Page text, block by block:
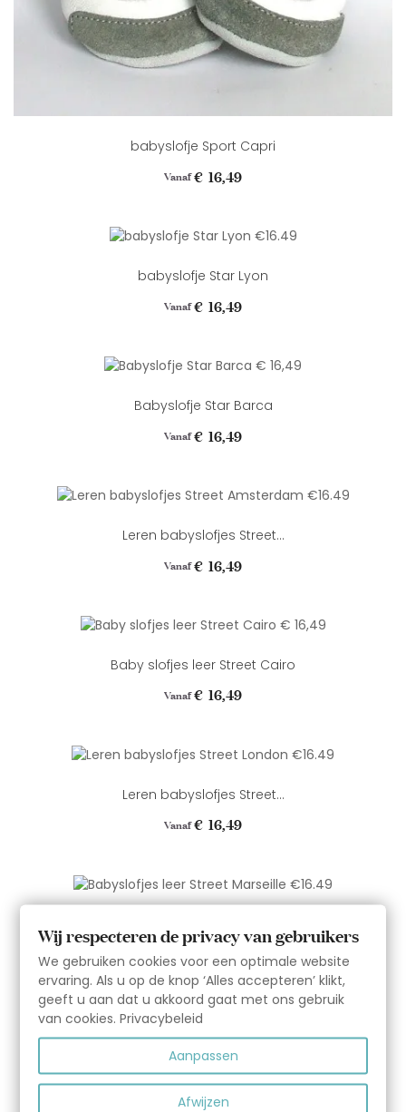
babyslofje Sport Capri
Vanaf Prijs
€ 16,49
babyslofje Star Lyon
Vanaf Prijs
€ 16,49
Babyslofje Star Barca
Vanaf Prijs
€ 16,49
Leren babyslofjes Street...
Vanaf Prijs
€ 16,49
Baby slofjes leer Street Cairo
Vanaf Prijs
€ 16,49
Leren babyslofjes Street...
Vanaf Prijs
€ 16,49
€ 16,49
Babyslofjes leer Street Army
VanafPrijs
€ 16,49
Wij respecteren de privacy van gebruikers
We gebruiken cookies voor een optimale website
ervaring. Als u op de knop ‘Alles accepteren’ klikt,
geeft u aan dat u akkoord gaat met ons gebruik
van cookies.Privacybeleid
Aanpassen
Afwijzen